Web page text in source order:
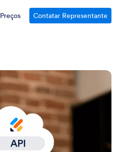
Preços Contatar Representante